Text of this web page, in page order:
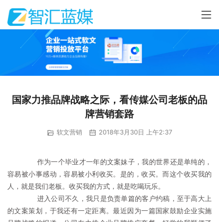
国家力推品牌战略之际，看传媒公司老板的品
牌营销套路
软文营销 2018年3月30日 上午2:37
容易被小事感动，容易被小利收买。是的，收买。而这个收买我的
人，就是我们老板。收买我的方式，就是吃喝玩乐。
的文案策划，于我还有一定距离。最近因为一篇国家鼓励企业实施